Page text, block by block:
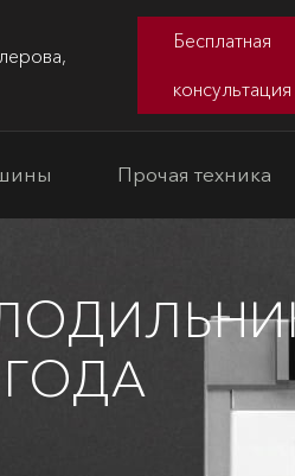
Бесплатная
консультация
Прочая техника